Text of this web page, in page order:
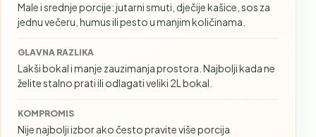
Male i srednje porcije: jutarni smuti, dječije kašice, sos za
jednu večeru, humus ili pesto u manjim količinama.
GLAVNA RAZLIKA
Lakši bokal i manje zauzimanja prostora. Najbolji kada ne
želite stalno prati ili odlagati veliki 2L bokal.
KOMPROMIS
Nije najbolji izbor ako često pravite više porcija